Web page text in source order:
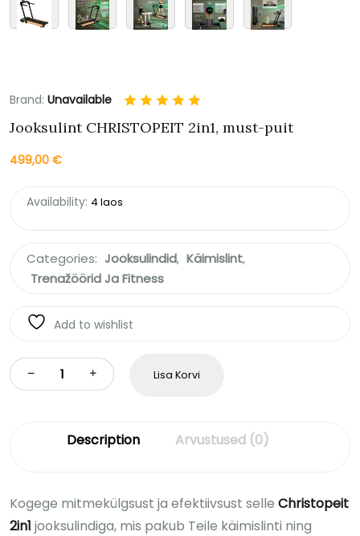
Brand: Unavailable
Jooksulint CHRISTOPEIT 2in1, must-puit
499,00 €
Availability: 4 laos
Categories: Jooksulindid, Käimislint,
Trenažöörid Ja Fitness
Add to wishlist
Lisa Korvi
Description Arvustused (0)
Kogege mitmekülgsust ja efektiivsust selle Christopeit
2in1 jooksulindiga, mis pakub Teile käimislinti ning